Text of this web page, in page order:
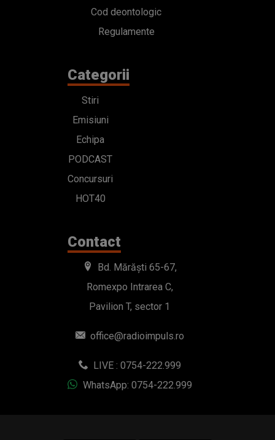
Cod deontologic
Regulamente
Categorii
Stiri
Emisiuni
Echipa
PODCAST
Concursuri
HOT40
Contact
Bd. Mărăști 65-67,
Romexpo Intrarea C,
Pavilion T, sector 1
office@radioimpuls.ro
LIVE : 0754-222.999
WhatsApp: 0754-222.999